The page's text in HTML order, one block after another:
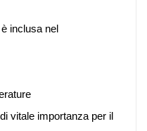
inclusa nel
vitale importanza per il